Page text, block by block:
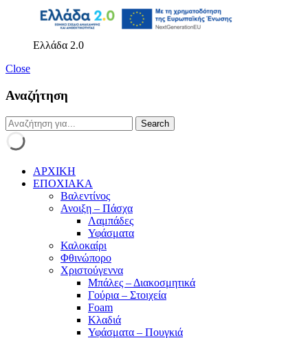
Ελλάδα 2.0
Close
Αναζήτηση
ΑΡΧΙΚΗ
ΕΠΟΧΙΑΚΑ
Βαλεντίνος
Ανοιξη – Πάσχα
Λαμπάδες
Υφάσματα
Καλοκαίρι
Φθινώπορο
Χριστούγεννα
Μπάλες – Διακοσμητικά
Γούρια – Στοιχεία
Foam
Κλαδιά
Υφάσματα – Πουγκιά